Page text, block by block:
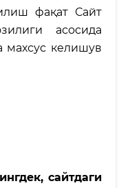
фақат Сайт
асосида
махсус келишув
сайтдаги